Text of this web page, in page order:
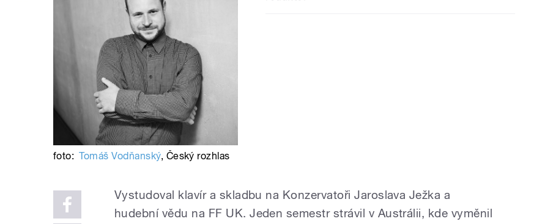
foto: Tomáš Vodňanský, Český rozhlas
Vystudoval klavír a skladbu na Konzervatoři Jaroslava Ježka a
hudební vědu na FF UK. Jeden semestr strávil v Austrálii, kde vyměnil